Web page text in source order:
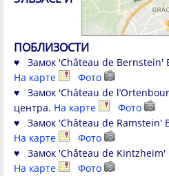
ПОБЛИЗОСТИ
♥ Замок 'Château de Bernstein'
На карте
Фото
♥ Замок 'Château de
центра. На карте
Фото
♥ Замок 'Château de Ramstein'
На карте
Фото
♥ Замок 'Château de Kintzheim'
На карте
Фото